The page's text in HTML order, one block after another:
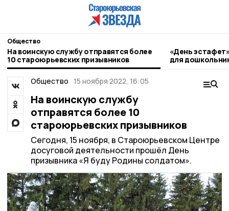
Общество
На воинскую службу отправятся более
10 староюрьевских призывников
«День
для
Общество 15 ноября 2022, 16:05
На воинскую службу
отправятся более 10
староюрьевских призывников
Сегодня, 15 ноября, в Староюрьевском Центре
досуговой деятельности прошёл День
призывника «Я буду Родины солдатом».